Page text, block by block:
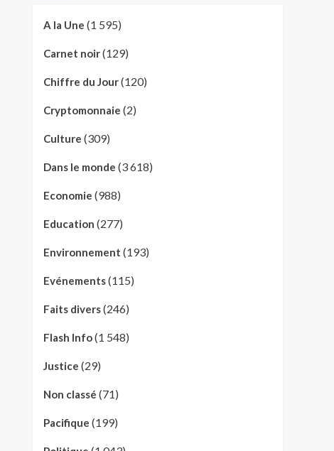
A la Une (1 595)
Carnet noir(129)
Chiffre du Jour(120)
Cryptomonnaie (2)
Culture (309)
Dans le monde (3 618)
Economie (988)
Education (277)
Environnement (193)
Evénements(115)
Faits divers(246)
Flash Info(1 548)
Justice (29)
Non classé (71)
Pacifique (199)